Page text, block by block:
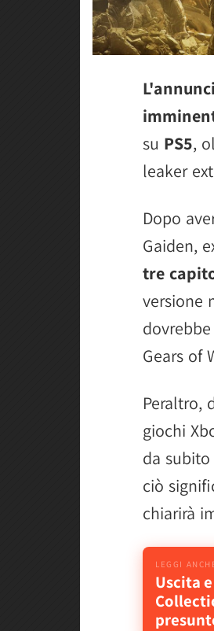
su PS5,
leaker
Dopo
Gaiden,
tre
versione
Gears of
Peraltro,
giochi
da
ciò
chiarirà
Uscita